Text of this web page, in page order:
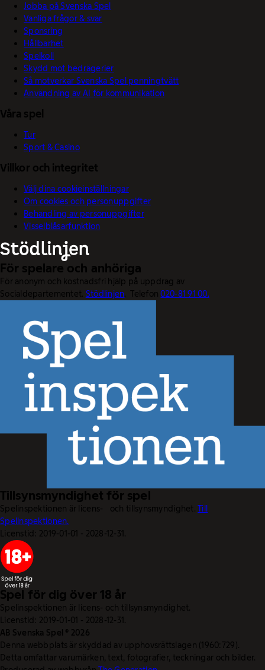
Jobba på Svenska Spel
Vanliga frågor & svar
Sponsring
Hållbarhet
Spelkoll
Skydd mot bedrägerier
Så motverkar Svenska Spel penningtvätt
Användning av AI för kommunikation
Våra spel
Tur
Sport & Casino
Villkor och integritet
Välj dina cookieinställningar
Om cookies och personuppgifter
Behandling av personuppgifter
Visselblåsarfunktion
För spelare och anhöriga
För anonym och kostnadsfri hjälp på uppdrag av
Socialdepartementet. Stödlinjen. Telefon020-81 91 00.
Tillsynsmyndighet för spel
Spelinspektionen är licens- och tillsynsmyndighet.Till
Spelinspektionen.
Licenstid: 2019-01-01 - 2028-12-31.
Spel för dig över 18 år
Spelinspektionen är licens- och tillsynsmyndighet.
Licenstid: 2019-01-01 - 2028-12-31.
AB Svenska Spel © 2026
Denna webbplats är skyddad av upphovsrättslagen (1960:729).
Detta omfattar varumärken, text, fotografier, teckningar och bilder.